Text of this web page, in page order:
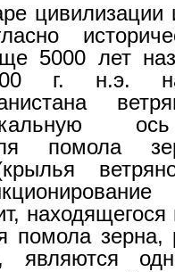
цивилизации
5000 лет
г. н.э.
для помола
зерна,
являются